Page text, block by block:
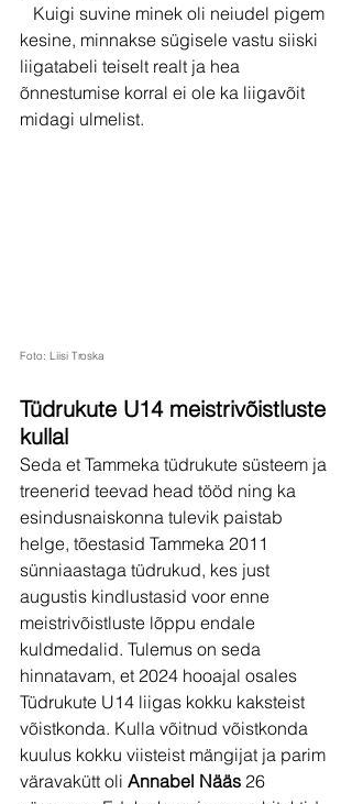
Kuigi suvine minek oli neiudel pigem
kesine, minnakse sügisele vastu siiski
liigatabeli teiselt realt ja hea
õnnestumise korral ei ole ka liigavõit
midagi ulmelist.
Foto: Liisi Troska
Tüdrukute U14 meistrivõistluste
kullal
Seda et Tammeka tüdrukute süsteem ja
treenerid teevad head tööd ning ka
esindusnaiskonna tulevik paistab
helge, tõestasid Tammeka 2011
sünniaastaga tüdrukud, kes just
augustis kindlustasid voor enne
meistrivõistluste lõppu endale
kuldmedalid. Tulemus on seda
hinnatavam, et 2024 hooajal osales
Tüdrukute U14 liigas kokku kaksteist
võistkonda. Kulla võitnud võistkonda
kuulus kokku viisteist mängijat ja parim
väravakütt oli Annabel Nääs 26